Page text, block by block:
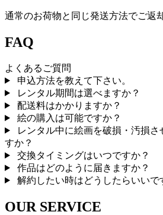
通常のお荷物と同じ発送方法でご返
FAQ
よくあるご質問
申込方法を教えて下さい。
レンタル期間は選べますか？
配送料はかかりますか？
絵の購入は可能ですか？
レンタル中に絵画を破損・汚損
すか？
交換タイミングはいつですか？
作品はどのように届きますか？
解約したい時はどうしたらいいで
OUR SERVICE